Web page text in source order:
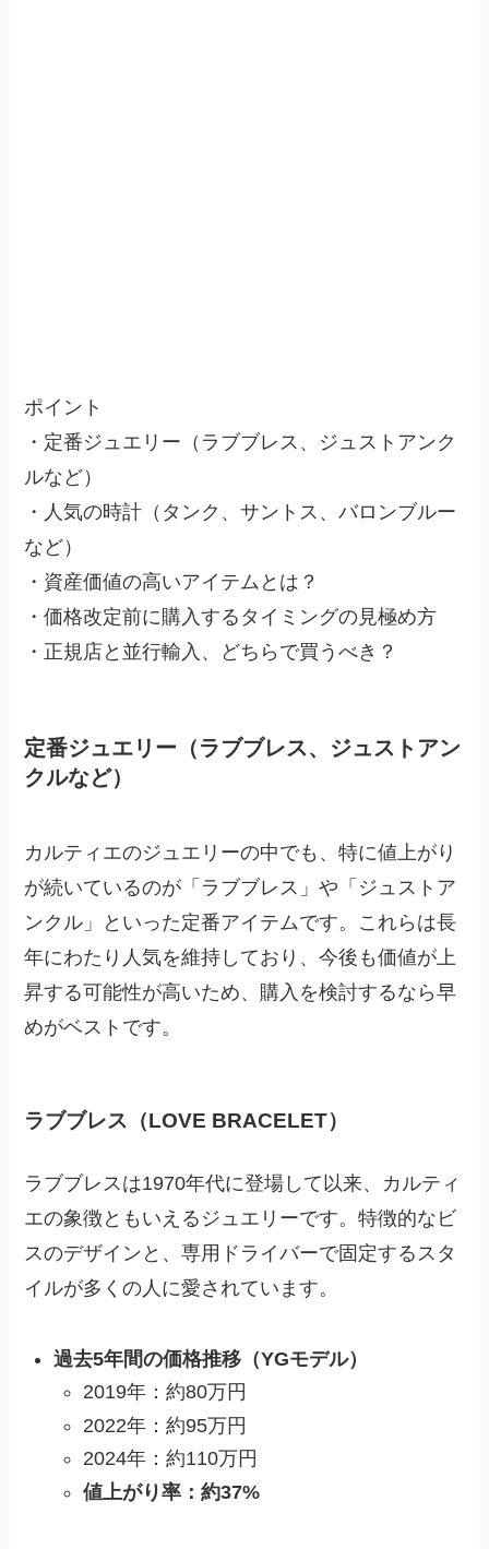
ポイント
・定番ジュエリー（ラブブレス、ジュストアンク
ルなど）
・人気の時計（タンク、サントス、バロンブルー
など）
・資産価値の高いアイテムとは？
・価格改定前に購入するタイミングの見極め方
・正規店と並行輸入、どちらで買うべき？
定番ジュエリー（ラブブレス、ジュストアン
クルなど）
カルティエのジュエリーの中でも、特に値上がり
が続いているのが「ラブブレス」や「ジュストア
ンクル」といった定番アイテムです。これらは長
年にわたり人気を維持しており、今後も価値が上
昇する可能性が高いため、購入を検討するなら早
めがベストです。
ラブブレス（LOVE BRACELET）
ラブブレスは1970年代に登場して以来、カルティ
エの象徴ともいえるジュエリーです。特徴的なビ
スのデザインと、専用ドライバーで固定するスタ
イルが多くの人に愛されています。
過去5年間の価格推移（YGモデル）
2019年：約80万円
2022年：約95万円
2024年：約110万円
値上がり率：約37%